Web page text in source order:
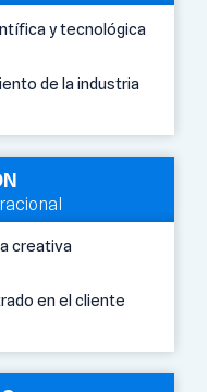
y tecnológica
de la industria
creativa
en el cliente